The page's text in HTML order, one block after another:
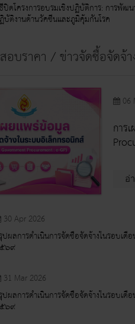
ปิดโครงการอบรมเชิงปฏิบัติการ: การพัฒ
บัติงานด้านวัคซีนและภูมิคุ้มกันโรค
อบราคา / ข่าวจัดซื้อจัดจ้า
06
การ
อ่
30 Apr 2026
ปผลการดำเนินการจัดซื้อจัดจ้างในรอบเดื
๖๙
31 Mar 2026
ปผลการดำเนินการจัดซื้อจัดจ้างในรอบเดื
๖๙